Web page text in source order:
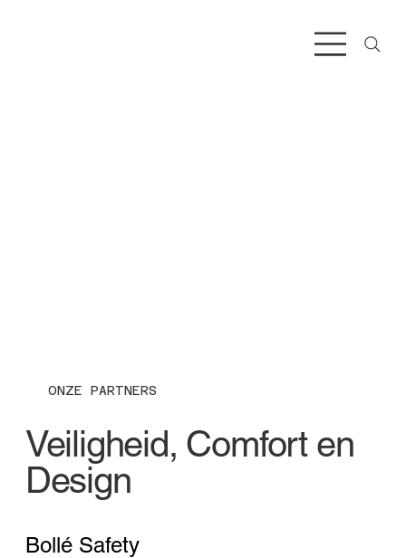
ONZE PARTNERS
Veiligheid, Comfort en
Design
Bollé Safety